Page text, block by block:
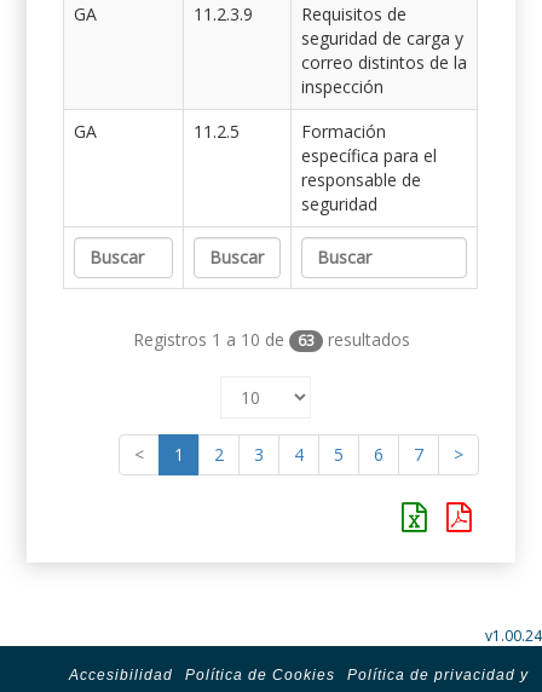
GA
11.2.3.9
Requisitos de
seguridad de carga y
correo distintos de la
inspección
GA
11.2.5
Formación
específica para el
responsable de
seguridad
Registros 1 a 10 de 63 resultados
< 1 2 3 4 5 6 7 >
v1.00.24
Accesibilidad Política de Cookies
Política de privacidad y